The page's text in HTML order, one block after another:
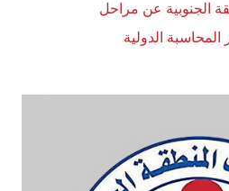
الجنوبية عن مراحل
المحاسبة الدولية